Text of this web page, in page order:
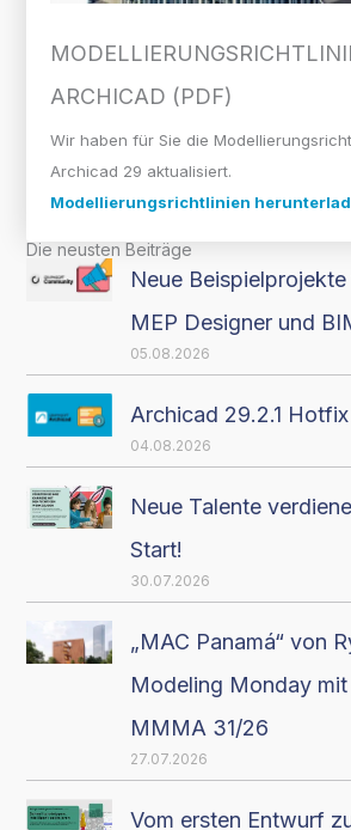
ARCHICAD (PDF)
Wir haben für Sie die
Archicad 29 aktualisiert.
Modellierungsrichtlinien
Die neusten Beiträge
Neue
MEP Designer und
05.08.2026
Archicad 29.2.1
04.08.2026
Neue Talente
Start!
30.07.2026
„MAC Panamá“ von
Modeling Monday mit
MMMA 31/26
27.07.2026
Vom ersten Entwurf